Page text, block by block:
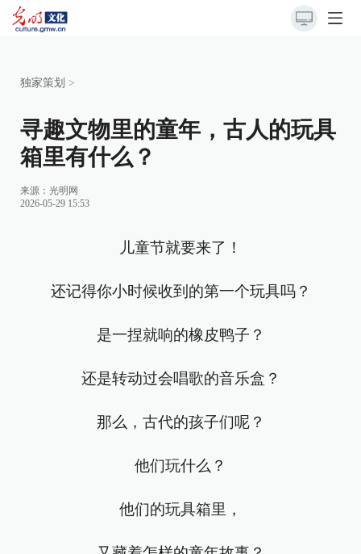
独家策划 >
寻趣文物里的童年，古人的玩具
箱里有什么？
来源： 光明网
2026-05-29 15:53
儿童节就要来了！
还记得你小时候收到的第一个玩具吗？
是一捏就响的橡皮鸭子？
还是转动过会唱歌的音乐盒？
那么，古代的孩子们呢？
他们玩什么？
他们的玩具箱里，